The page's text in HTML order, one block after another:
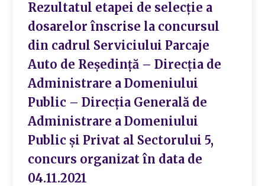
Rezultatul etapei de selecție a
dosarelor înscrise la concursul
din cadrul Serviciului Parcaje
Auto de Reședință – Direcția de
Administrare a Domeniului
Public – Direcția Generală de
Administrare a Domeniului
Public și Privat al Sectorului 5,
concurs organizat în data de
04.11.2021